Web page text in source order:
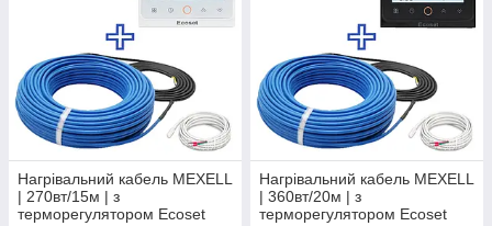
Нагрівальний кабель MEXELL
| 270вт/15м | з
терморегулятором Ecoset
Нагрівальний кабель MEXELL
| 360вт/20м | з
терморегулятором Ecoset